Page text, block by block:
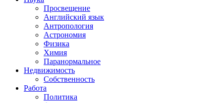
Просвещение
Английский язык
Антропология
Астрономия
Физика
Химия
Паранормальное
Недвижимость
Собственность
Работа
Политика